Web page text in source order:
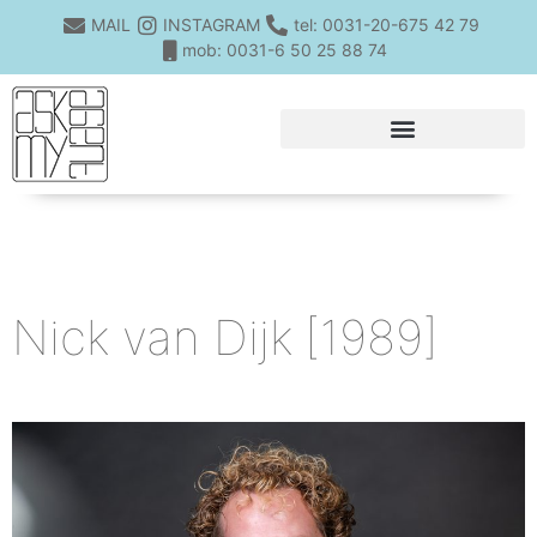
MAIL INSTAGRAM
tel: 0031-20-675 42 79
mob: 0031-6 50 25 88 74
Nick van Dijk [1989]